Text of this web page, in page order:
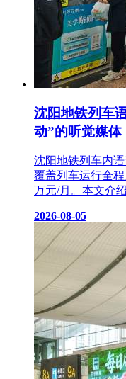
沈阳地铁列车
动”的听觉媒体
沈阳地铁列车内
覆盖列车运行全
万元/月。本文介
2026-08-05